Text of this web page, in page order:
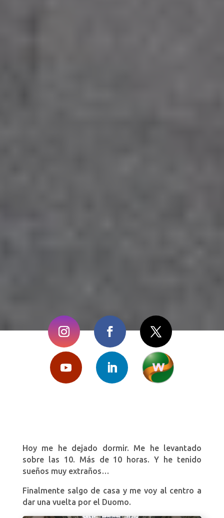
Hoy me he dejado dormir. Me he levantado
sobre las 10. Más de 10 horas. Y he tenido
sueños muy extraños…
Finalmente salgo de casa y me voy al centro a
dar una vuelta por el Duomo.